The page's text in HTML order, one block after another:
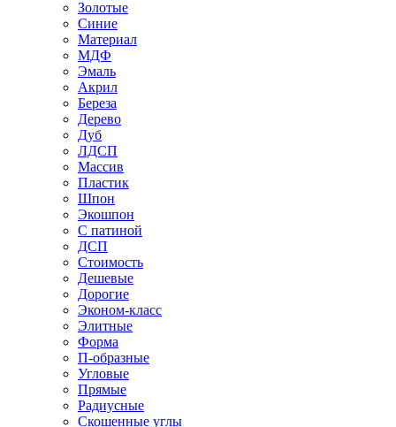
Золотые
Синие
Материал
МДФ
Эмаль
Акрил
Береза
Дерево
Дуб
ЛДСП
Массив
Пластик
Шпон
Экошпон
С патиной
ДСП
Стоимость
Дешевые
Дорогие
Эконом-класс
Элитные
Форма
П-образные
Угловые
Прямые
Радиусные
Скошенные углы